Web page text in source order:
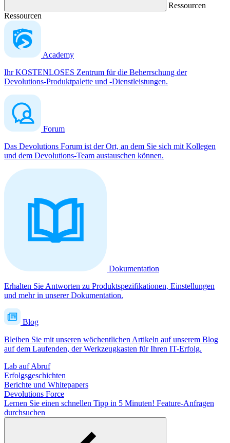
Ressourcen
Ressourcen
Academy
Ihr KOSTENLOSES Zentrum für die Beherrschung der
Devolutions-Produktpalette und -Dienstleistungen.
Forum
Das Devolutions Forum ist der Ort, an dem Sie sich mit Kollegen
und dem Devolutions-Team austauschen können.
Dokumentation
Erhalten Sie Antworten zu Produktspezifikationen, Einstellungen
und mehr in unserer Dokumentation.
Blog
Bleiben Sie mit unseren wöchentlichen Artikeln auf unserem Blog
auf dem Laufenden, der Werkzeugkasten für Ihren IT-Erfolg.
Lab auf Abruf
Erfolgsgeschichten
Berichte und Whitepapers
Devolutions Force
Lernen Sie einen schnellen Tipp in 5 Minuten! Feature-Anfragen
durchsuchen